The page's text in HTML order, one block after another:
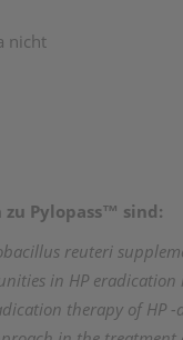
nicht
Pylopass™ sind:
reuteri
in HP
therapy of HP -